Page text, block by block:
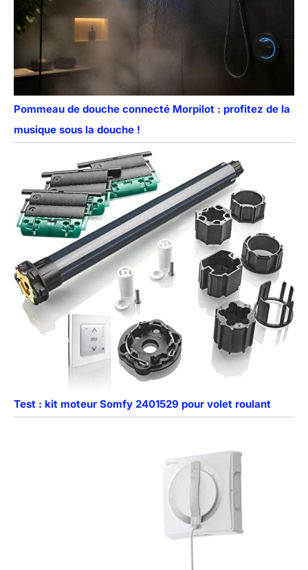
Pommeau de douche connecté Morpilot : profitez de la
musique sous la douche !
Test : kit moteur Somfy 2401529 pour volet roulant